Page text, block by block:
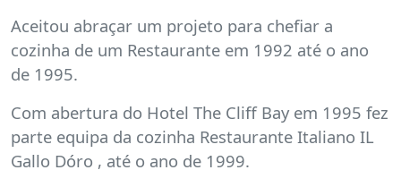
Aceitou abraçar um projeto para chefiar a
cozinha de um Restaurante em 1992 até o ano
de 1995.
Com abertura do Hotel The Cliff Bay em 1995 fez
parte equipa da cozinha Restaurante Italiano IL
Gallo Dóro , até o ano de 1999.